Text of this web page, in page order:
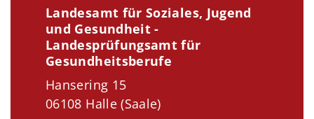
Landesamt für Soziales, Jugend
und Gesundheit -
Landesprüfungsamt für
Gesundheitsberufe
Hansering 15
06108 Halle (Saale)